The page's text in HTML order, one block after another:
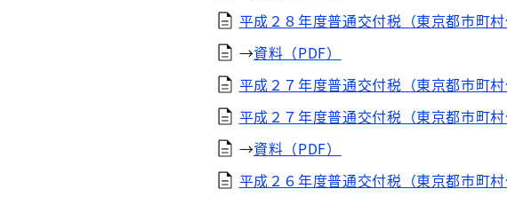
平成２８年度普通交付税（東京都市町
→資料（PDF）
平成２７年度普通交付税（東京都市町
平成２７年度普通交付税（東京都市町
→資料（PDF）
平成２６年度普通交付税（東京都市町